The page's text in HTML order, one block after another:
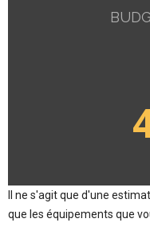
Il ne s'agit que d'une
que les équipements que